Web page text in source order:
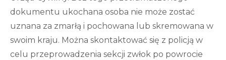
dokumentu ukochana osoba nie może zostać
uznana za zmarłą i pochowana lub skremowana w
swoim kraju. Można skontaktować się z policją w
celu przeprowadzenia sekcji zwłok po powrocie